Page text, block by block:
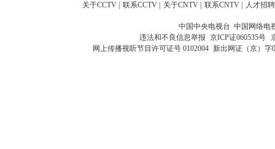
关于CCTV 联系CCTV 关于CNTV 联系CNTV 人才招聘
中国中央电视台 中国网络电
违法和不良信息举报 京ICP证060535号
网上传播视听节目许可证号 0102004 新出网证（京）